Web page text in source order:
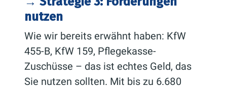
nutzen
Wie wir bereits erwähnt haben: KfW
455-B, KfW 159, Pflegekasse-
Zuschüsse – das ist echtes Geld, das
Sie nutzen sollten. Mit bis zu 6.680